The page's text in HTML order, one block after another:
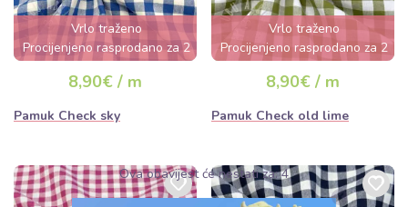
Vrlo traženo
Procijenjeno rasprodano za 2
dana
8,90€ / m
Pamuk Check sky
Vrlo traženo
Procijenjeno rasprodano za 2
dana
8,90€ / m
Pamuk Check old lime
Ova obavijest će nestati za:3